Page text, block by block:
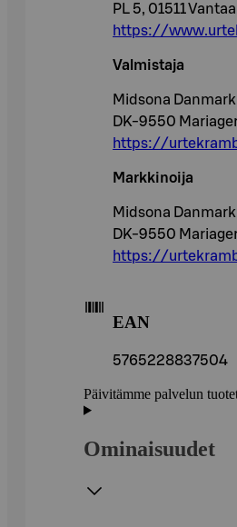
PL 5, 01511 Vantaa
https://
Valmistaja
Midsona
DK-9550
https://
Markkinoija
Midsona
DK-9550
https://
EAN
5765228837504
Päivitämme palvelun
Ominaisuudet